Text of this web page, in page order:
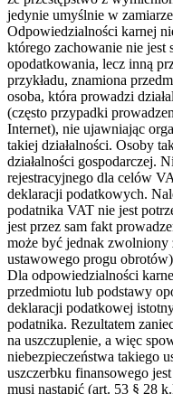
jedynie umyślnie w
Odpowiedzialności karnej
którego zachowanie nie jest
opodatkowania, lecz inną
przykładu, znamiona
osoba, która prowadzi
(często przypadki
Internet), nie ujawniając
takiej działalności. Osoby
działalności gospodarczej.
rejestracyjnego dla celów
deklaracji podatkowych.
podatnika VAT nie jest
jest przez sam fakt
może być jednak
ustawowego progu
Dla odpowiedzialności
przedmiotu lub podstawy
deklaracji podatkowej
podatnika. Rezultatem
na uszczuplenie, a więc
niebezpieczeństwa takiego
uszczerbku finansowego
musi nastąpić (art. 53 § 28